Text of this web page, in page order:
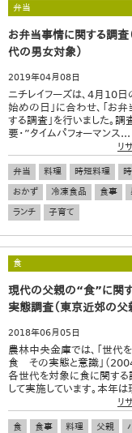
調理器具
弁当
お弁当事情に関する調
代の男女対象）
2019年04月08日
ニチレイフーズは、4月10日
始めの日」に合わせ、「お
する調査」を行いました。
要・”タイムパフォーマンス...
リ
弁当 料理 時短料理
おかず
冷凍食品 食事
ランチ
子育て
食
現代の父親の“食”に関
実態調査（東京近郊の父
2018年06月05日
農林中央金庫では、「世代
食 その実態と意識」（2004
各世代を対象に食に関す
して実施しています。本年
リ
食 食事 料理 父親